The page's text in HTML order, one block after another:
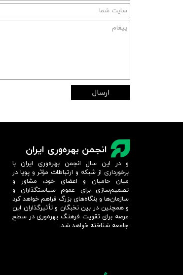
ارسال
انجمن بهره‌وری ایران
و در این سال انجمن بهره‌وری ایران با
برخورداری از شبکه و ارتباطات مؤثر و پویا در
میان حامیان و اعضای خود، مشاور و
تصمیم‌سازی برای عموم سیاستگذاران و
سازمان‌ها و بنگاه‌های بزرگ فراهم خواهد کرد
و همچنین در بین نخبگان و تأثیرگذاران این
عرصه برای تقویت فرهنگ بهره‌وری در سطح
جامعه شناخته خواهد شد.​​​​​​​